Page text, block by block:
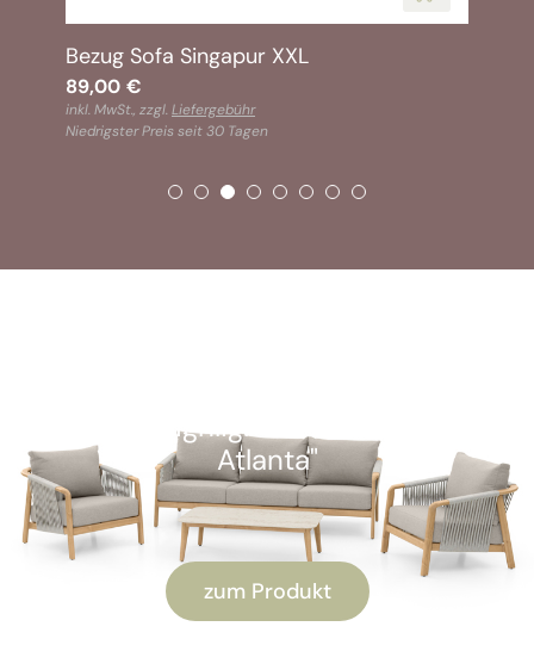
Bezug Sofa Singapur XXL
89,00 €
inkl. MwSt., zzgl.Liefergebühr
Niedrigster Preis seit 30 Tagen
Kunden-Highlight: "Alu Lounge-Set
Atlanta"
zum Produkt